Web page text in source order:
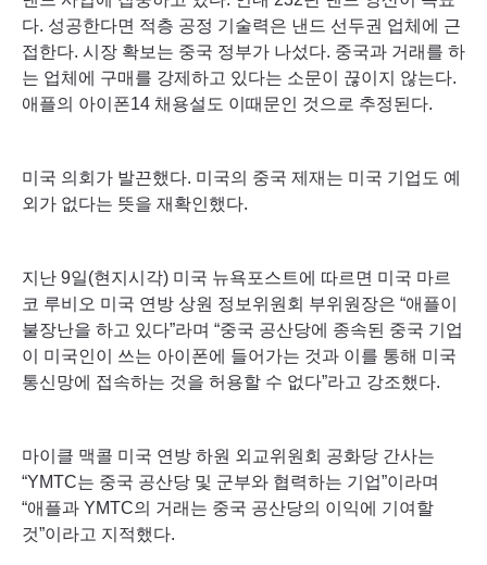
다. 성공한다면 적층 공정 기술력은 낸드 선두권 업체에 근
접한다. 시장 확보는 중국 정부가 나섰다. 중국과 거래를 하
는 업체에 구매를 강제하고 있다는 소문이 끊이지 않는다.
애플의 아이폰14 채용설도 이때문인 것으로 추정된다.
미국 의회가 발끈했다. 미국의 중국 제재는 미국 기업도 예
외가 없다는 뜻을 재확인했다.
지난 9일(현지시각) 미국 뉴욕포스트에 따르면 미국 마르
코 루비오 미국 연방 상원 정보위원회 부위원장은 “애플이
불장난을 하고 있다”라며 “중국 공산당에 종속된 중국 기업
이 미국인이 쓰는 아이폰에 들어가는 것과 이를 통해 미국
통신망에 접속하는 것을 허용할 수 없다”라고 강조했다.
마이클 맥콜 미국 연방 하원 외교위원회 공화당 간사는
“YMTC는 중국 공산당 및 군부와 협력하는 기업”이라며
“애플과 YMTC의 거래는 중국 공산당의 이익에 기여할
것”이라고 지적했다.